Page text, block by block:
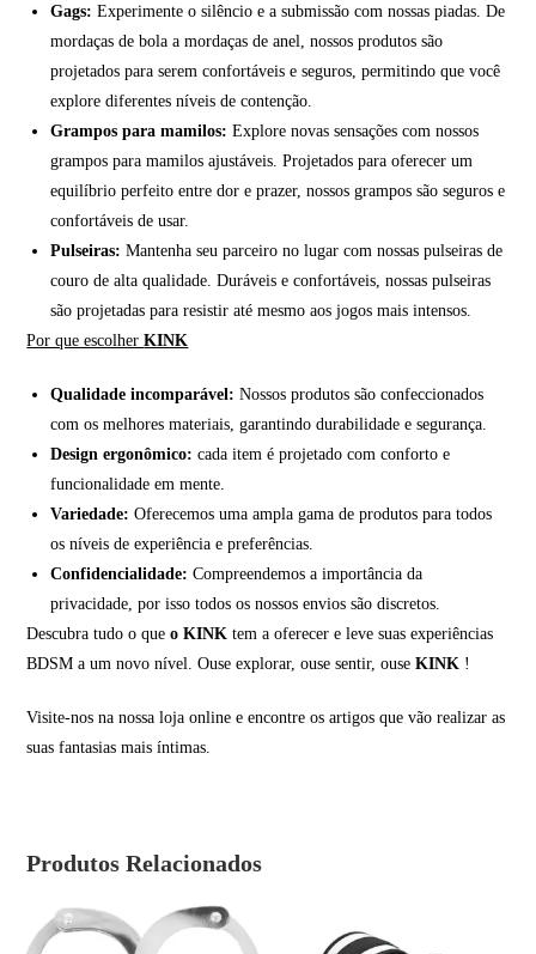
Gags: Experimente o silêncio e a submissão com nossas piadas. De
mordaças de bola a mordaças de anel, nossos produtos são
projetados para serem confortáveis e seguros, permitindo que você
explore diferentes níveis de contenção.
Grampos para mamilos: Explore novas sensações com nossos
grampos para mamilos ajustáveis. Projetados para oferecer um
equilíbrio perfeito entre dor e prazer, nossos grampos são seguros e
confortáveis de usar.
Pulseiras: Mantenha seu parceiro no lugar com nossas pulseiras de
couro de alta qualidade. Duráveis e confortáveis, nossas pulseiras
são projetadas para resistir até mesmo aos jogos mais intensos.
Por que escolherKINK
Qualidade incomparável: Nossos produtos são confeccionados
com os melhores materiais, garantindo durabilidade e segurança.
Design ergonômico: cada item é projetado com conforto e
funcionalidade em mente.
Variedade: Oferecemos uma ampla gama de produtos para todos
os níveis de experiência e preferências.
Confidencialidade: Compreendemos a importância da
privacidade, por isso todos os nossos envios são discretos.
Descubra tudo o queo KINK tem a oferecer e leve suas experiências
BDSM a um novo nível. Ouse explorar, ouse sentir, ouseKINK !
Visite-nos na nossa loja online e encontre os artigos que vão realizar as
suas fantasias mais íntimas.
Produtos Relacionados